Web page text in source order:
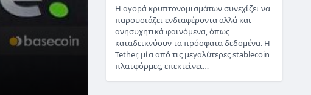
Η αγορά κρυπτονομισμάτων συνεχίζει να
παρουσιάζει ενδιαφέροντα αλλά και
ανησυχητικά φαινόμενα, όπως
καταδεικνύουν τα πρόσφατα δεδομένα. Η
Tether, μία από τις μεγαλύτερες stablecoin
πλατφόρμες, επεκτείνει…